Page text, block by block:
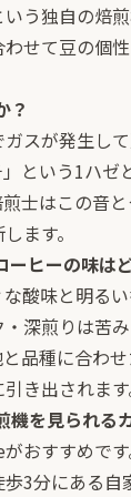
う独自の焙
せて豆の個
？
スが発生し
という1ハゼ
士はこの音
ます。
ーヒーの味は
酸味と明る
深煎りは苦
品種に合わ
き出されます
機を見られる
おすすめで
3分にある